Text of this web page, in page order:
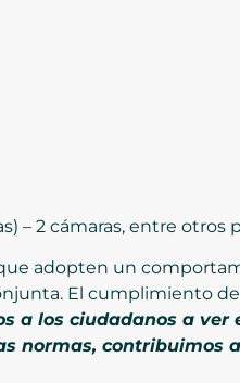
– 2 cámaras, entre otros
adopten un
El cumplimiento
a los ciudadanos a ver
normas, contribuimos